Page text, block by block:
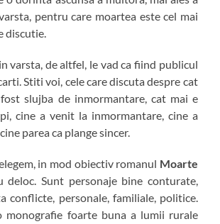
pentru care moartea este cel mai
discutie.
varsta, de altfel, le vad ca fiind publicul
Stiti voi, cele care discuta despre cat
slujba de inmormantare, cat mai e
cine a venit la inmormantare, cine a
parea ca plange sincer.
in mod obiectiv romanul Moarte
deloc. Sunt personaje bine conturate,
conflicte, personale, familiale, politice.
monografie foarte buna a lumii rurale